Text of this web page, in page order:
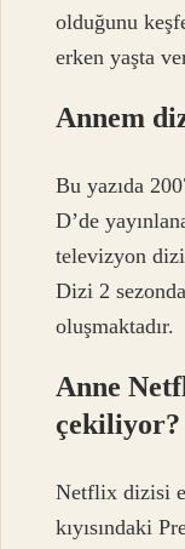
olduğunu
erken yaşta
Annem
Bu yazıda
D’de
televizyon
Dizi 2
oluşmaktadır.
Anne
çekiliyor?
Netflix dizisi
kıyısındaki